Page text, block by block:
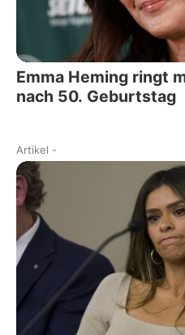
Emma Heming ringt
nach 50. Geburtstag
Artikel -